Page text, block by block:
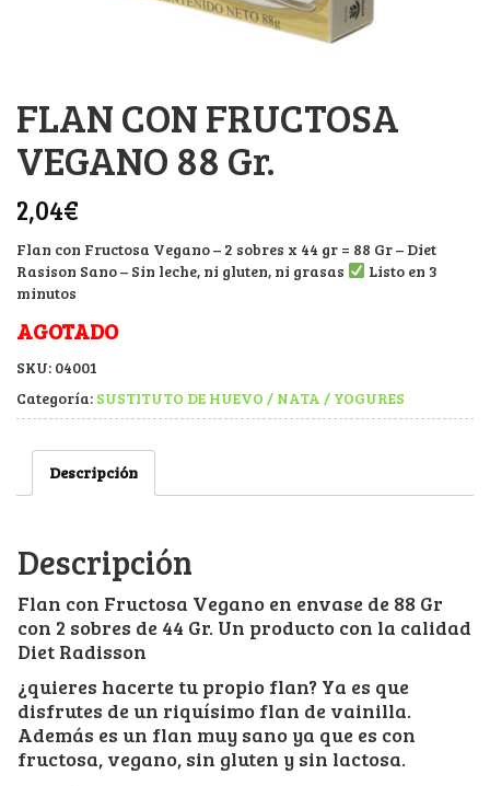
FLAN CON FRUCTOSA
VEGANO 88 Gr.
2,04€
Flan con Fructosa Vegano – 2 sobres x 44 gr = 88 Gr – Diet
Rasison Sano – Sin leche, ni gluten, ni grasas
Listo en 3
minutos
AGOTADO
SKU: 04001
Categoría: SUSTITUTO DE HUEVO / NATA / YOGURES
Descripción
Descripción
Flan con Fructosa Vegano en envase de 88 Gr
con 2 sobres de 44 Gr. Un producto con la calidad
Diet Radisson
¿quieres hacerte tu propio flan? Ya es que
disfrutes de un riquísimo flan de vainilla.
Además es un flan muy sano ya que es con
fructosa, vegano, sin gluten y sin lactosa.